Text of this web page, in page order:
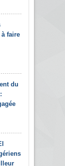
faire
du